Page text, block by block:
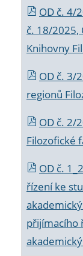
OD č. 4/
č. 18/2025,
Knihovny
OD č. 3/
regionů
OD č. 2/
Filozofické
OD č.
řízení ke
přijímacího